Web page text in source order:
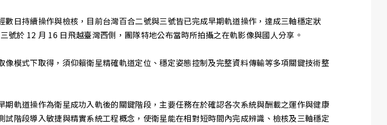
日持續操作與檢核，目前台灣百合二號與三號皆已完成早期軌道操作，達成三軸穩定狀
於 12 月 16 日飛越臺灣西側，團隊特地公布當時所拍攝之在軌影像與國人分享。
模式下取得，須仰賴衛星精確軌道定位、穩定姿態控制及完整資料傳輸等多項關鍵技術整
軌道操作為衛星成功入軌後的關鍵階段，主要任務在於確認各次系統與酬載之運作與健康
階段導入敏捷與精實系統工程概念，使衛星能在相對短時間內完成辨識、檢核及三軸穩定